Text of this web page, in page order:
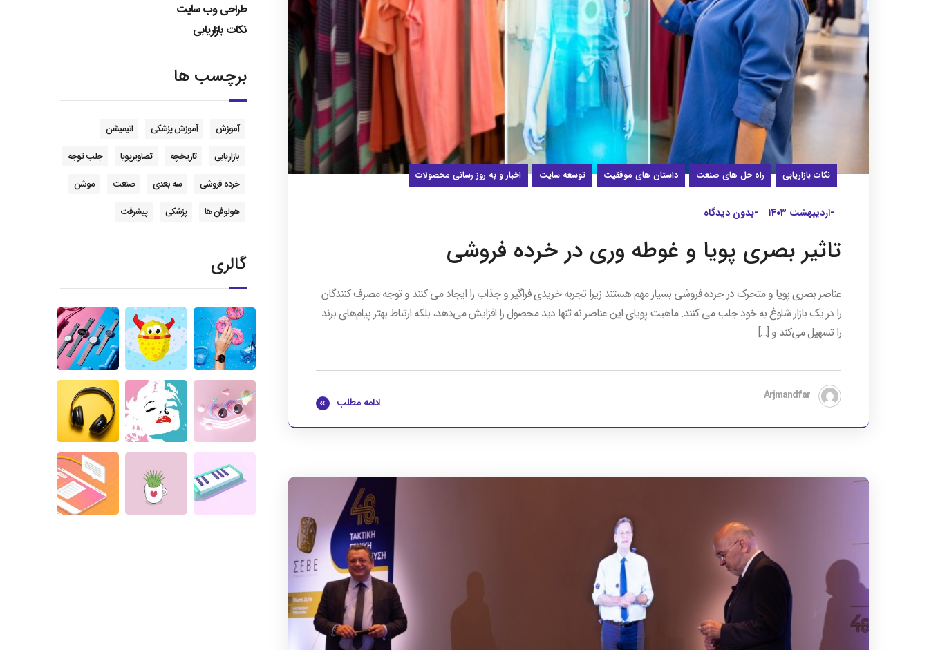
اخبار و به روز رسانی محصولات توسعه سایت داستان های موفقیت راه حل های صنعت نکات بازاریابی
-اردیبهشت ۱۴۰۳ -بدون دیدگاه
تاثیر بصری پویا و غوطه وری در خرده فروشی
عناصر بصری پویا و متحرک در خرده فروشی بسیار مهم هستند زیرا تجربه خریدی فراگیر و جذاب را ایجاد می کنند و توجه مصرف کنندگان
را در یک بازار شلوغ به خود جلب می کنند. ماهیت پویای این عناصر نه تنها دید محصول را افزایش می‌دهد، بلکه ارتباط بهتر پیام‌های برند
را تسهیل می‌کند و […]
Arjmandfar ادامه مطلب
طراحی وب سایت
نکات بازاریابی
برچسب ها
آموزش آموزش پزشکی
انیمیشن
بازاریابی
تاریخچه تصاویرپویا
جلب توجه
خرده فروشی
سه بعدی صنعت
موشن
هولوفن ها
پزشکی پیشرفت
گالری